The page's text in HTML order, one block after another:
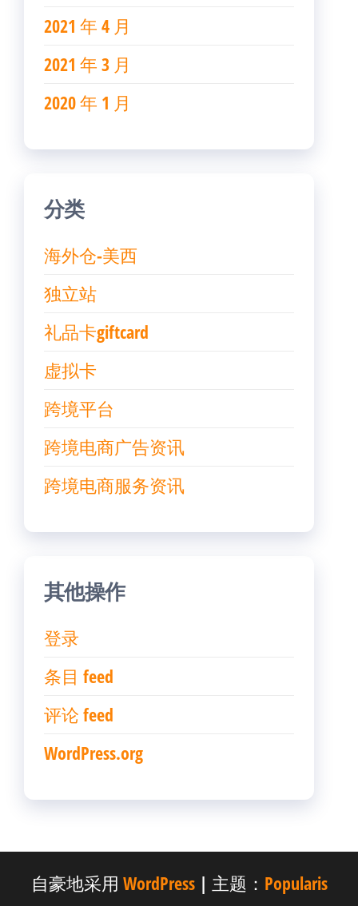
2021 年 4 月
2021 年 3 月
2020 年 1 月
分类
海外仓-美西
独立站
礼品卡giftcard
虚拟卡
跨境平台
跨境电商广告资讯
跨境电商服务资讯
其他操作
登录
条目 feed
评论 feed
WordPress.org
自豪地采用 WordPress | 主题： Popularis